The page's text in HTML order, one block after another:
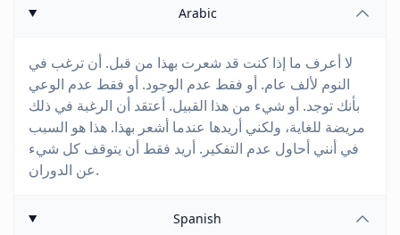
Arabic
لا أعرف ما إذا كنت قد شعرت بهذا من قبل. أن ترغب في
النوم لألف عام. أو فقط عدم الوجود. أو فقط عدم الوعي
بأنك توجد. أو شيء من هذا القبيل. أعتقد أن الرغبة في ذلك
مريضة للغاية، ولكني أريدها عندما أشعر بهذا. هذا هو السبب
في أنني أحاول عدم التفكير. أريد فقط أن يتوقف كل شيء
عن الدوران.
Spanish